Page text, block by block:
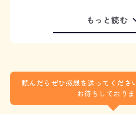
もっと読む
読んだらぜひ感想を送ってくださ
お待ちしておりま